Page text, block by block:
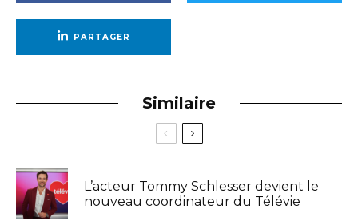
PARTAGER
Similaire
L’acteur Tommy Schlesser devient le
nouveau coordinateur du Télévie